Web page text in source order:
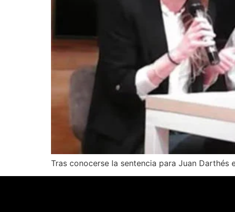
Tras conocerse la sentencia para Juan